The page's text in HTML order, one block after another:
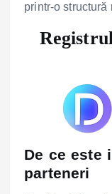
printr-o structură
De ce este
parteneri